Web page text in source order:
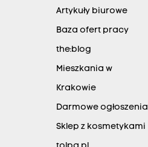
Artykuły biurowe
Baza ofert pracy
the:blog
Mieszkania w
Krakowie
Darmowe ogłoszenia
Sklep z kosmetykami